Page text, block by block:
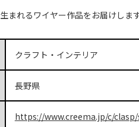
まれるワイヤー作品をお届けしま
クラフト・インテリア
長野県
https://www.creema.jp/c/